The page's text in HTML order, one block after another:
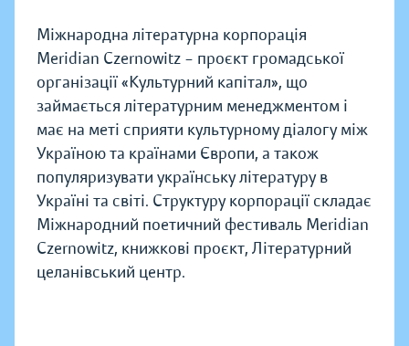
Міжнародна літературна корпорація
Meridian Czernowitz – проєкт громадської
організації «Культурний капітал», що
займається літературним менеджментом і
має на меті сприяти культурному діалогу між
Україною та країнами Європи, а також
популяризувати українську літературу в
Україні та світі. Структуру корпорації складає
Міжнародний поетичний фестиваль Meridian
Czernowitz, книжкові проєкт, Літературний
целанівський центр.